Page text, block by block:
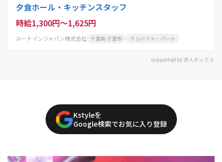
夕食ホール・キッチンスタッフ
時給1,300円～1,625円
ルートインジャパン株式会社 千葉県 千葉市 アルバイト・パート
supported by 求人ボックス
Kstyleを
Google検索でお気に入り登録